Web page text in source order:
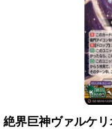
絶界巨神ヴァルケ